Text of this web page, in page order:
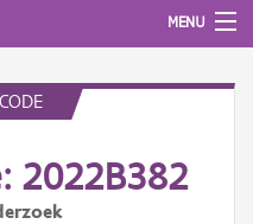
MENU